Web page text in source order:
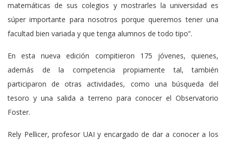
matemáticas de sus colegios y mostrarles la universidad es
súper importante para nosotros porque queremos tener una
facultad bien variada y que tenga alumnos de todo tipo”.
En esta nueva edición compitieron 175 jóvenes, quienes,
además de la competencia propiamente tal, también
participaron de otras actividades, como una búsqueda del
tesoro y una salida a terreno para conocer el Observatorio
Foster.
Rely Pellicer, profesor UAI y encargado de dar a conocer a los